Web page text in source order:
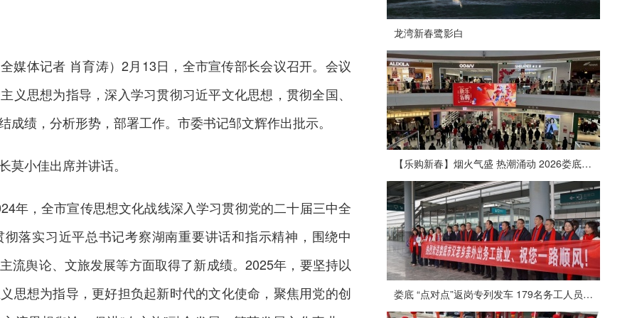
媒体记者 肖育涛）2月13日，全市宣传部长会议召开。会议
义思想为指导，深入学习贯彻习近平文化思想，贯彻全国、
成绩，分析形势，部署工作。市委书记邹文辉作出批示。
莫小佳出席并讲话。
年，全市宣传思想文化战线深入学习贯彻党的二十届三中全
落实习近平总书记考察湖南重要讲话和指示精神，围绕中
流舆论、文旅发展等方面取得了新成绩。2025年，要坚持以
思想为指导，更好担负起新时代的文化使命，聚焦用党的创
龙湾新春鹭影白
【乐购新春】烟火气盛 热潮涌动 2026娄底春节消费市场喜迎“开门红”
娄底 “点对点”返岗专列发车 179名务工人员免费赴沪